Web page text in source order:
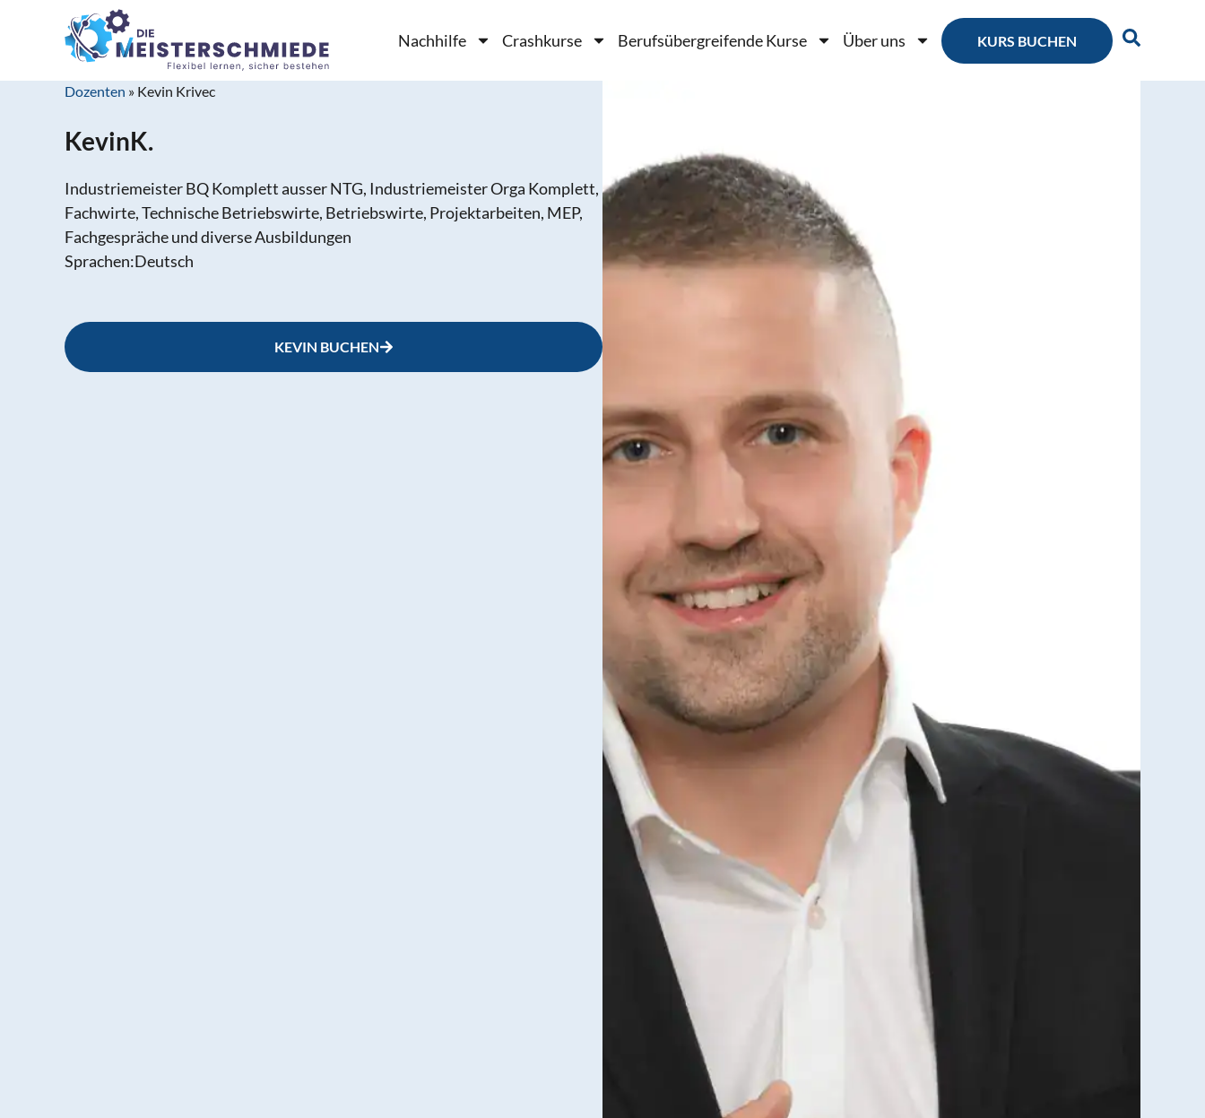
Nachhilfe Crashkurse Berufsübergreifende Kurse Über uns KURS BUCHEN
Dozenten » Kevin Krivec
KevinK.
Industriemeister BQ Komplett ausser NTG, Industriemeister Orga Komplett,
Fachwirte, Technische Betriebswirte, Betriebswirte, Projektarbeiten, MEP,
Fachgespräche und diverse Ausbildungen
Sprachen:Deutsch
KEVIN BUCHEN